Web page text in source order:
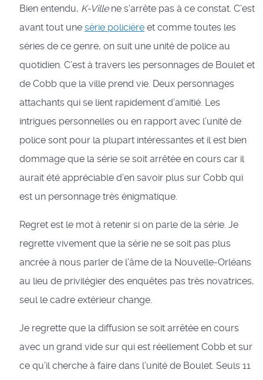
Bien entendu, K-Villene s’arrête pas à ce constat. C’est
avant tout une série policièreet comme toutes les
séries de ce genre, on suit une unité de police au
quotidien. C’est à travers les personnages de Boulet et
de Cobb que la ville prend vie. Deux personnages
attachants qui se lient rapidement d’amitié. Les
intrigues personnelles ou en rapport avec l’unité de
police sont pour la plupart intéressantes et il est bien
dommage que la série se soit arrêtée en cours car il
aurait été appréciable d’en savoir plus sur Cobb qui
est un personnage très énigmatique.
Regret est le mot à retenir si on parle de la série. Je
regrette vivement que la série ne se soit pas plus
ancrée à nous parler de l’âme de la Nouvelle-Orléans
au lieu de privilégier des enquêtes pas très novatrices,
seul le cadre extérieur change.
Je regrette que la diffusion se soit arrêtée en cours
avec un grand vide sur qui est réellement Cobb et sur
ce qu’il cherche à faire dans l’unité de Boulet. Seuls 11